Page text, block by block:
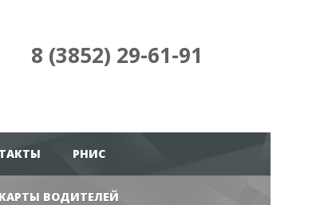
8 (3852) 29-61-91
РНИС
КАРТЫ ВОДИТЕЛЕЙ